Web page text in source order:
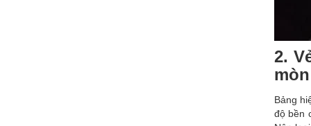
2.
mòn
Bảng
độ bền